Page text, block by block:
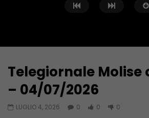
33:55
Telegiornale Molise ore 19.30 –
08/08/2026
Telegiornale Molise
– 04/07/2026
LUGLIO 4, 2026 0 0 0